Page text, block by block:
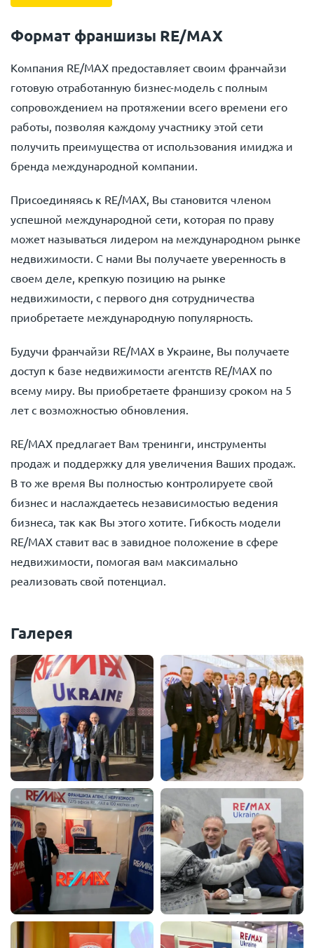
Формат франшизы RE/MAX
Компания RE/MAX предоставляет своим франчайзи
готовую отработанную бизнес-модель с полным
сопровождением на протяжении всего времени его
работы, позволяя каждому участнику этой сети
получить преимущества от использования имиджа и
бренда международной компании.
Присоединяясь к RE/MAX, Вы становится членом
успешной международной сети, которая по праву
может называться лидером на международном рынке
недвижимости. С нами Вы получаете уверенность в
своем деле, крепкую позицию на рынке
недвижимости, с первого дня сотрудничества
приобретаете международную популярность.
Будучи франчайзи RE/MAX в Украине, Вы получаете
доступ к базе недвижимости агентств RE/MAX по
всему миру. Вы приобретаете франшизу сроком на 5
лет с возможностью обновления.
RE/MAX предлагает Вам тренинги, инструменты
продаж и поддержку для увеличения Ваших продаж.
В то же время Вы полностью контролируете свой
бизнес и наслаждаетесь независимостью ведения
бизнеса, так как Вы этого хотите. Гибкость модели
RE/MAX ставит вас в завидное положение в сфере
недвижимости, помогая вам максимально
реализовать свой потенциал.
Галерея